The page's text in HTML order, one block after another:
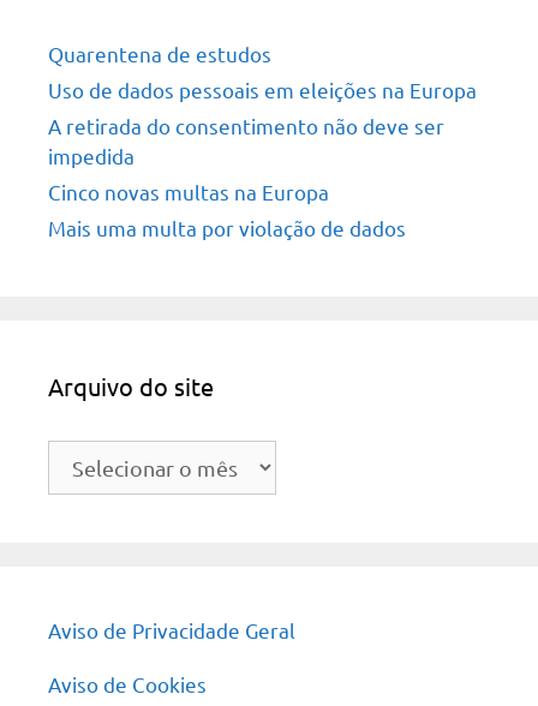
Quarentena de estudos
Uso de dados pessoais em eleições na Europa
A retirada do consentimento não deve ser
impedida
Cinco novas multas na Europa
Mais uma multa por violação de dados
Arquivo do site
Arquivo
Aviso de Privacidade Geral
Aviso de Cookies